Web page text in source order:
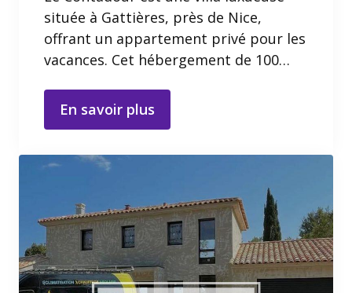
située à Gattières, près de Nice,
offrant un appartement privé pour les
vacances. Cet hébergement de 100…
En savoir plus